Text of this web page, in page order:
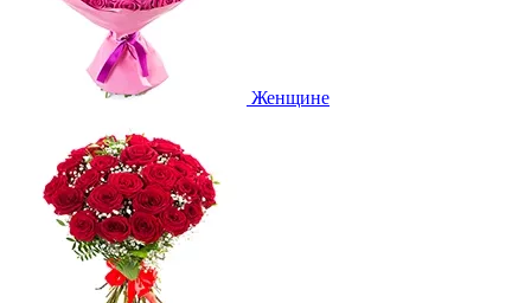
Женщине